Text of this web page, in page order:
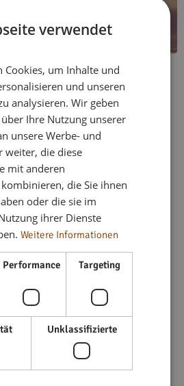
flex living
living
für flexible, voll möblierte
Deutschland. Mit über 333
als 40 Standorten bieten wir
und WG-Zimmer für
voll ausgestattet und sofort
starken Netzwerks arbeiten wir
Projektteams und
zusammen, um passgenaue
Unsere Mission:komfortables
organisiert und mit höchstem
Qualität und Service.
über flex living
verwendet
Cookies, um Inhalte und
und unseren
analysieren. Wir geben
Ihre Nutzung unserer
unsere Werbe- und
weiter, die diese
mit anderen
die Sie ihnen
oder die sie im
ihrer Dienste
Weitere Informationen
Performance Targeting
Unklassifizierte